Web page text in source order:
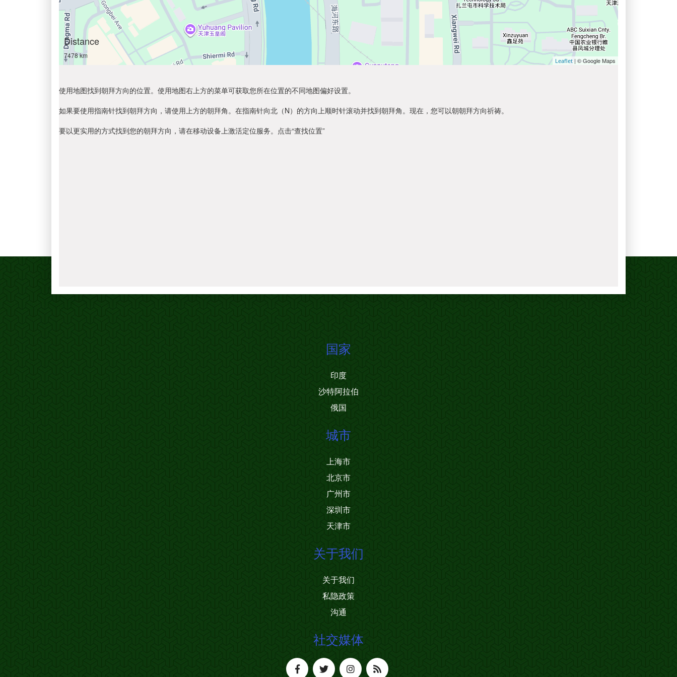
Distance
7478 km
Leaflet | © Google Maps
使用地图找到朝拜方向的位置。使用地图右上方的菜单可获取您所在位置的不同地图偏好设置。
如果要使用指南针找到朝拜方向，请使用上方的朝拜角。在指南针向北（N）的方向上顺时针滚动并找到朝拜角。现在，您可以朝朝拜方向祈祷。
要以更实用的方式找到您的朝拜方向，请在移动设备上激活定位服务。点击“查找位置”
国家
印度
沙特阿拉伯
俄国
城市
上海市
北京市
广州市
深圳市
天津市
关于我们
关于我们
私隐政策
沟通
社交媒体